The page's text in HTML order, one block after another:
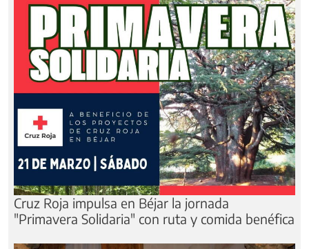
Cruz Roja impulsa en Béjar la jornada
"Primavera Solidaria" con ruta y comida benéfica